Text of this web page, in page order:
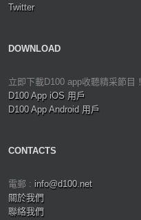
Twitter
DOWNLOAD
立即下載D100 app收聽精采節目！
D100 App iOS 用戶
D100 App Android 用戶
CONTACTS
電郵 : info@d100.net
關於我們
聯絡我們